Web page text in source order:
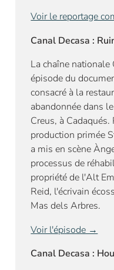
Voir le reportage
Canal Decasa :
La chaîne nationale
épisode du
consacré à la
abandonnée dans
Creus, à
production primée
a mis en scène
processus de
propriété de l'Alt
Reid, l'écrivain
Mas dels Arbres.
Voir l'épisode →
Canal Decasa :